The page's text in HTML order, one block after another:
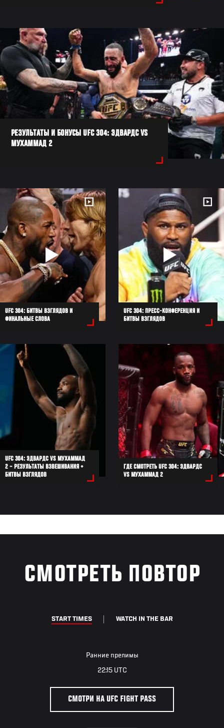
РЕЗУЛЬТАТЫ И БОНУСЫ UFC 304: ЭДВАРДС VS
МУХАММАД 2
UFC 304: БИТВЫ ВЗГЛЯДОВ И
ФИНАЛЬНЫЕ СЛОВА
UFC 304: ПРЕСС-КОНФЕРЕНЦИЯ И
БИТВЫ ВЗГЛЯДОВ
UFC 304: ЭДВАРДС VS МУХАММАД
2 – РЕЗУЛЬТАТЫ ВЗВЕШИВАНИЯ +
БИТВЫ ВЗГЛЯДОВ
ГДЕ СМОТРЕТЬ UFC 304: ЭДВАРДС
VS МУХАММАД 2
СМОТРЕТЬ ПОВТОР
START TIMES WATCH IN THE BAR
Ранние прелимы
22:15 UTC
СМОТРИ НА UFC FIGHT PASS